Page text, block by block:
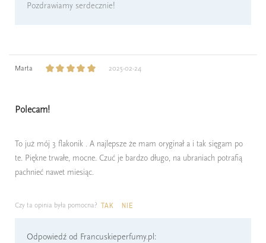
Pozdrawiamy serdecznie!
Marta 2025-02-24
Polecam!
To już mój 3 flakonik . A najlepsze że mam oryginał a i tak sięgam po
te. Piękne trwałe, mocne. Czuć je bardzo długo, na ubraniach potrafią
pachnieć nawet miesiąc.
Czy ta opinia była pomocna? TAK NIE
Odpowiedź od Francuskieperfumy.pl: